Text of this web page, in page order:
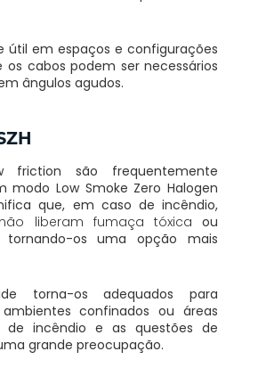
útil em espaços e configurações
os cabos podem ser necessários
ângulos agudos.
friction são frequentemente
modo Low Smoke Zero Halogen
que, em caso de incêndio,
liberam fumaça tóxica ou
tornando-os uma opção mais
torna-os adequados para
confinados ou áreas
de incêndio e as questões de
grande preocupação.